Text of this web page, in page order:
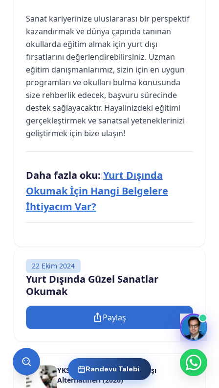
Sanat kariyerinize uluslararası bir perspektif
kazandırmak ve dünya çapında tanınan
okullarda eğitim almak için yurt dışı
fırsatlarını değerlendirebilirsiniz. Uzman
eğitim danışmanlarımız, sizin için en uygun
programları ve okulları bulma konusunda
size rehberlik edecek, başvuru sürecinde
destek sağlayacaktır. Hayalinizdeki eğitimi
gerçekleştirmek ve sanatsal yeteneklerinizi
geliştirmek için bize ulaşın!
Daha fazla oku: Yurt Dışında
Okumak İçin Hangi Belgelere
İhtiyacım Var?
22 Ekim 2024
Yurt Dışında Güzel Sanatlar
Okumak
Paylaş
YKS Sonucu Kötüyse: Yurtdışı
Alternatifleri (2026)
Randevu Talebi